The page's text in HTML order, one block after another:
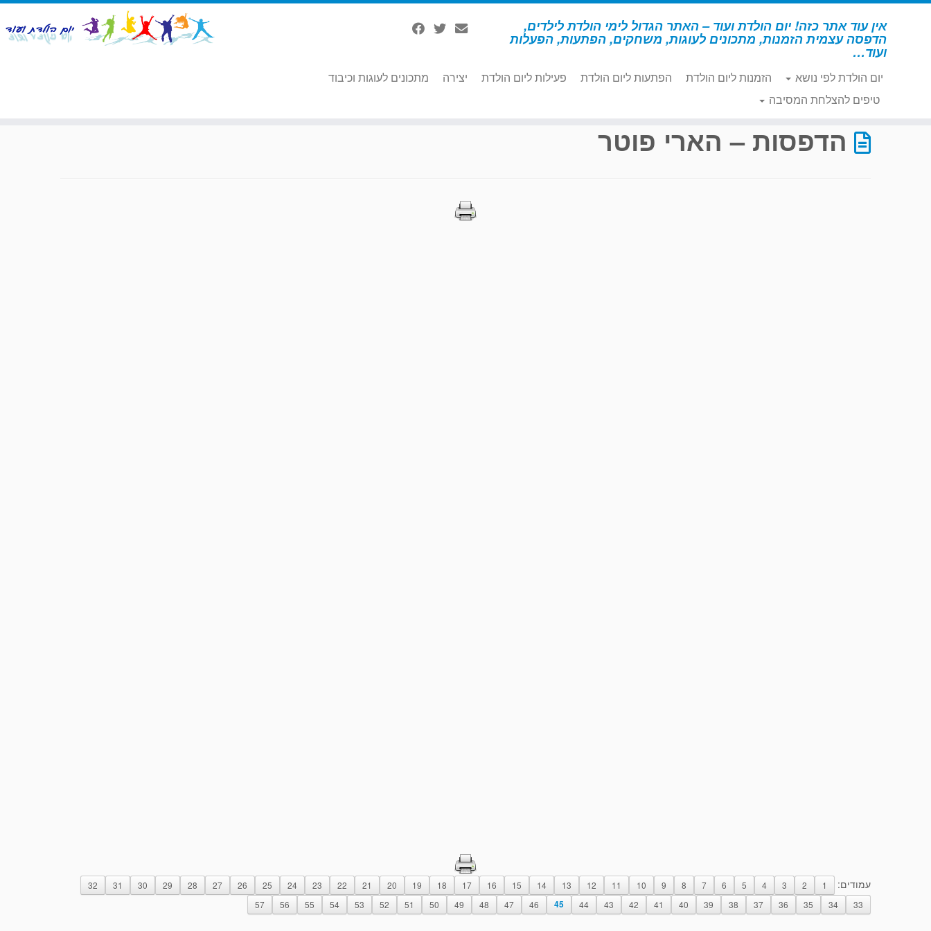
דלג
אין עוד אתר כזה! יום הולדת ועוד – האתר הגדול לימי הולדת לילדים,
הדפסה עצמית הזמנות, מתכונים לעוגות, משחקים, הפתעות, הפעלות
ועוד…
יום הולדת לפי נושא הזמנות ליום הולדת הפתעות ליום הולדת פעילות ליום הולדת יצירה
מתכונים לעוגות וכיבוד
טיפים להצלחת המסיבה
דף הבית » הדפסות – הארי פוטר
הדפסות – הארי פוטר
עמודים: 1
2
3
4
5
6
7
8
9
10
11
12
13
14
15
16
17
18
19
20
21
22
23
24
25
26
27
28
29
30
31
32
33
34
35
36
37
38
39
40
41
42
43
44
45
46
47
48
49
50
51
52
53
54
55
56
57